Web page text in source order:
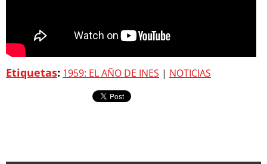
Etiquetas: 1959: EL AÑO DE INES | NOTICIAS